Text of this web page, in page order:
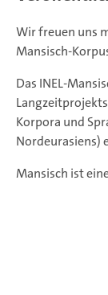
Wir freuen uns
Mansisch-
Das INEL-
Korpora und
Nordeurasiens)
Mansisch ist